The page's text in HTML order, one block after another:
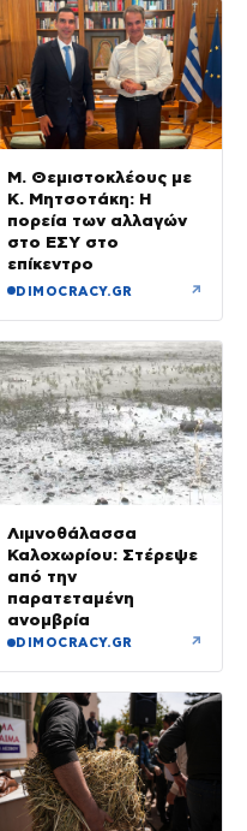
Μ. Θεμιστοκλέους με
Κ. Μητσοτάκη: Η
πορεία των αλλαγών
στο ΕΣΥ στο
επίκεντρο
DIMOCRACY.GR ↗
Λιμνοθάλασσα
Καλοχωρίου: Στέρεψε
από την
παρατεταμένη
ανομβρία
DIMOCRACY.GR ↗